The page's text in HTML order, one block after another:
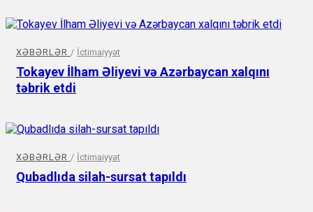
XƏBƏRLƏR / İctimaiyyət
Tokayev İlham Əliyevi və Azərbaycan xalqını
təbrik etdi
XƏBƏRLƏR / İctimaiyyət
Qubadlıda silah-sursat tapıldı